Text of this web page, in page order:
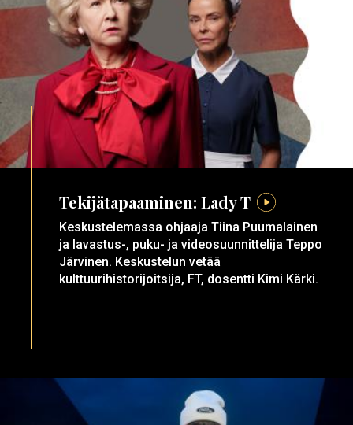
Tekijätapaaminen: Lady T
Keskustelemassa ohjaaja Tiina Puumalainen
ja lavastus-, puku- ja videosuunnittelija Teppo
Järvinen. Keskustelun vetää
kulttuurihistorijoitsija, FT, dosentti Kimi Kärki.